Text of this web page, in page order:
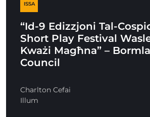
ISSA
“Id-9 Edizzjoni Tal-
Short Play Festival
Kważi Magħna” –
Council
Charlton Cefai
Illum